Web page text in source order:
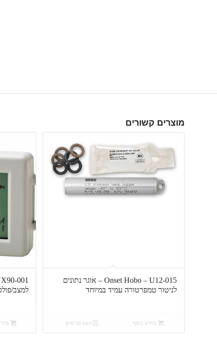
מוצרים קשורים
Onset Hobo – U12-015 – אוגר נתונים
לניטור טמפרטורה עמיד במיוחד
מידע נוסף הצג פרטים
למצב/